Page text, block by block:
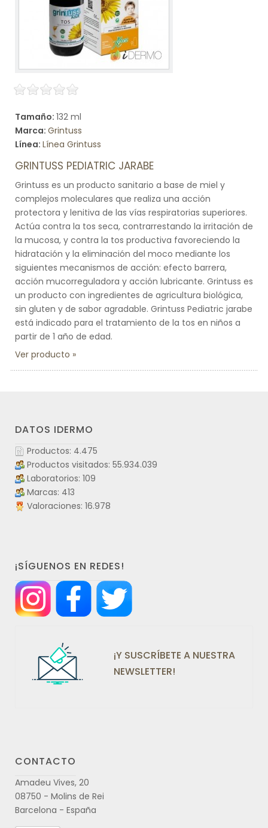
Tamaño: 132 ml
Marca: Grintuss
Línea: Línea Grintuss
GRINTUSS PEDIATRIC JARABE
Grintuss es un producto sanitario a base de miel y
complejos moleculares que realiza una acción
protectora y lenitiva de las vías respiratorias superiores.
Actúa contra la tos seca, contrarrestando la irritación de
la mucosa, y contra la tos productiva favoreciendo la
hidratación y la eliminación del moco mediante los
siguientes mecanismos de acción: efecto barrera,
acción mucorreguladora y acción lubricante. Grintuss es
un producto con ingredientes de agricultura biológica,
sin gluten y de sabor agradable. Grintuss Pediatric jarabe
está indicado para el tratamiento de la tos en niños a
partir de 1 año de edad.
Ver producto
DATOS IDERMO
Productos: 4.475
Productos visitados: 55.934.039
Laboratorios: 109
Marcas: 413
Valoraciones: 16.978
¡SÍGUENOS EN REDES!
¡Y SUSCRÍBETE A NUESTRA
NEWSLETTER!
CONTACTO
Amadeu Vives, 20
08750 - Molins de Rei
Barcelona - España